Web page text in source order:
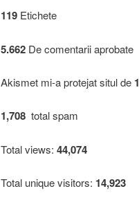
119 Etichete
5.662 De comentarii aprobate
Akismet mi-a protejat situl de
1,708 total spam
Total views: 44,074
Total unique visitors: 14,923